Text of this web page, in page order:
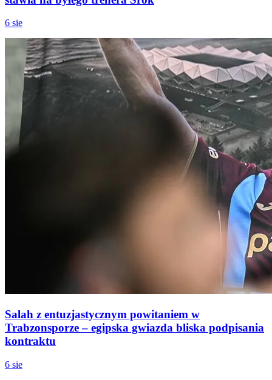
6 sie
Salah z entuzjastycznym powitaniem w
Trabzonsporze – egipska gwiazda bliska podpisania
kontraktu
6 sie